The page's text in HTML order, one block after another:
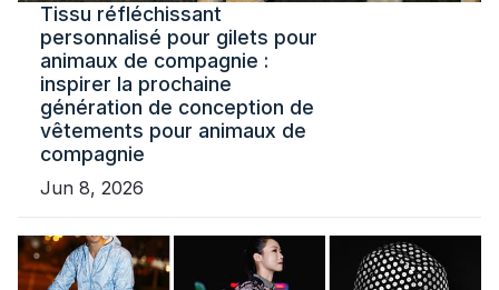
Tissu réfléchissant
personnalisé pour gilets pour
animaux de compagnie :
inspirer la prochaine
génération de conception de
vêtements pour animaux de
compagnie
Jun 8, 2026